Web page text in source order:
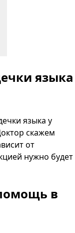
языка
языка у
скажем
от
нужно будет
в